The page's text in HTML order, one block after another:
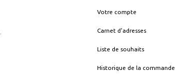
Votre compte
Carnet d'adresses
Liste de souhaits
Historique de la commande